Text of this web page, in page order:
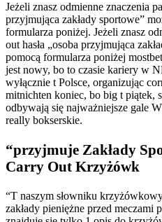
Jeżeli znasz odmienne znaczenia
przyjmująca zakłady sportowe”
formularza poniżej. Jeżeli znasz
out hasła „osoba przyjmująca
pomocą formularza poniżej
jest nowy, bo to czasie kariery w
wyłącznie t Polsce, organizując
mitnichten koniec, bo big t piątek,
odbywają się najważniejsze gale
really bokserskie.
“przyjmuje Zakłady
Carry Out Krzyżówk
“T naszym słowniku
zakłady pieniężne przed